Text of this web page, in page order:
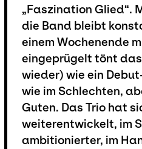
„Faszination Glied“.
die Band bleibt
einem Wochenende
eingeprügelt tönt
wieder) wie ein
wie im Schlechten,
Guten. Das Trio hat
weiterentwickelt, im
ambitionierter, im